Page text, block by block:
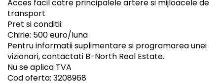
Acces facil catre principalele artere si mijloacele de
transport
Pret si conditii:
Chirie: 500 euro/luna
Pentru informatii suplimentare si programarea unei
vizionari, contactati B-North Real Estate.
Nu se aplica TVA
Cod oferta: 3208968